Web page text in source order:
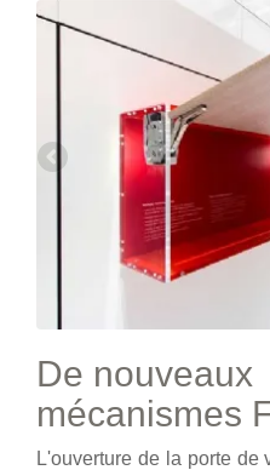
De nouveaux
mécanismes
L'ouverture de la porte de